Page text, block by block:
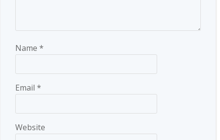
Name *
Email *
Website